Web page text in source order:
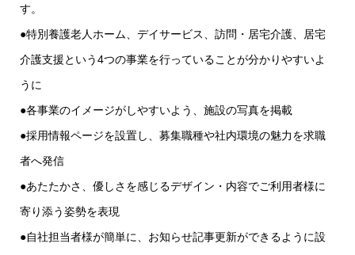
す。
●特別養護老人ホーム、デイサービス、訪問・居宅介護、居宅
介護支援という4つの事業を行っていることが分かりやすいよ
うに
●各事業のイメージがしやすいよう、施設の写真を掲載
●採用情報ページを設置し、募集職種や社内環境の魅力を求職
者へ発信
●あたたかさ、優しさを感じるデザイン・内容でご利用者様に
寄り添う姿勢を表現
●自社担当者様が簡単に、お知らせ記事更新ができるように設